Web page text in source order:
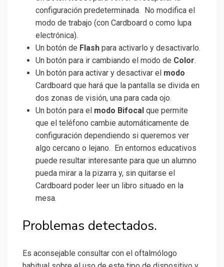
configuración predeterminada. No modifica el
modo de trabajo (con Cardboard o como lupa
electrónica).
Un botón de Flash para activarlo y desactivarlo.
Un botón para ir cambiando el modo de Color.
Un botón para activar y desactivar el modo
Cardboard que hará que la pantalla se divida en
dos zonas de visión, una para cada ojo.
Un botón para el modo Bifocal que permite
que el teléfono cambie automáticamente de
configuración dependiendo si queremos ver
algo cercano o lejano. En entornos educativos
puede resultar interesante para que un alumno
pueda mirar a la pizarra y, sin quitarse el
Cardboard poder leer un libro situado en la
mesa.
Problemas detectados.
Es aconsejable consultar con el oftalmólogo